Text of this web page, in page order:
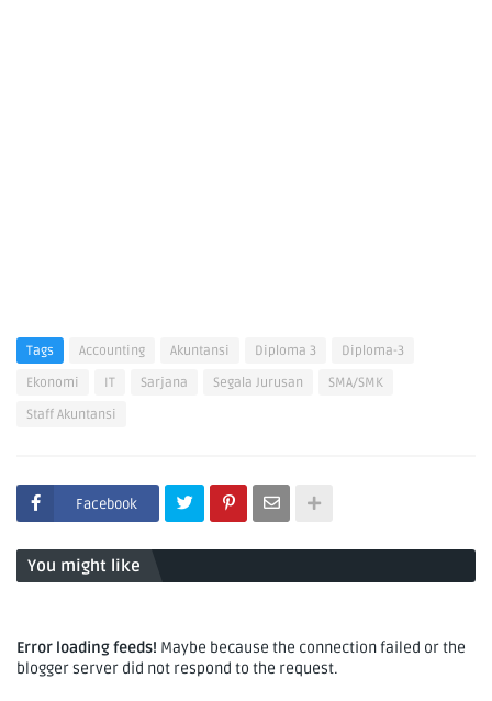
Tags Accounting Akuntansi Diploma 3
Diploma-3
Ekonomi
IT Sarjana Segala Jurusan
SMA/SMK
Staff Akuntansi
Facebook
You might like
Error loading feeds! Maybe because the connection failed or the
blogger server did not respond to the request.